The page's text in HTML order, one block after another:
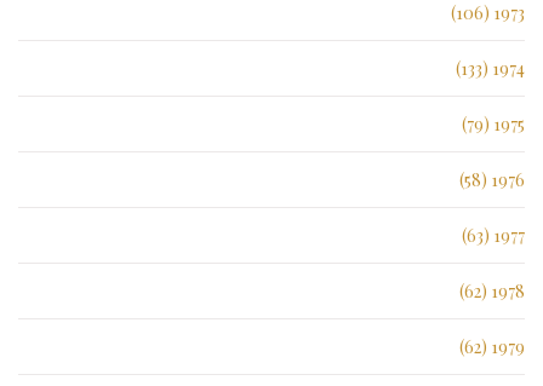
1973 (106)
1974 (133)
1975 (79)
1976 (58)
1977 (63)
1978 (62)
1979 (62)